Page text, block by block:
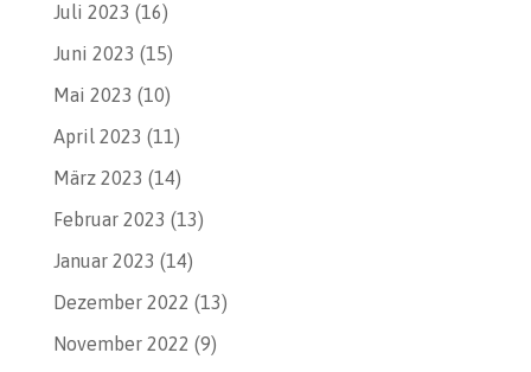
Juli 2023 (16)
Juni 2023 (15)
Mai 2023 (10)
April 2023 (11)
März 2023 (14)
Februar 2023 (13)
Januar 2023 (14)
Dezember 2022 (13)
November 2022 (9)